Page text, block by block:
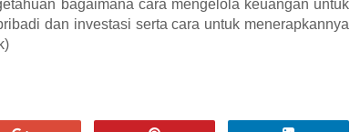
bagaimana cara mengelola keuangan untuk
dan investasi serta cara untuk menerapkannya